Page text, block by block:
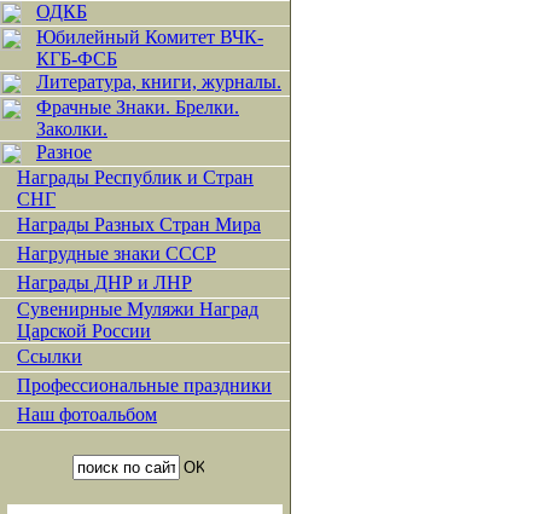
ОДКБ
Юбилейный Комитет ВЧК-
КГБ-ФСБ
Литература, книги, журналы.
Фрачные Знаки. Брелки.
Заколки.
Разное
Награды Республик и Стран
СНГ
Награды Разных Стран Мира
Нагрудные знаки СССР
Награды ДНР и ЛНР
Сувенирные Муляжи Наград
Царской России
Ссылки
Профессиональные праздники
Наш фотоальбом